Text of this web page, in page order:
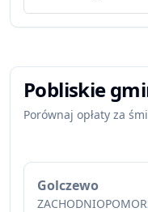
Pobliskie
Porównaj opłaty za
Golczewo